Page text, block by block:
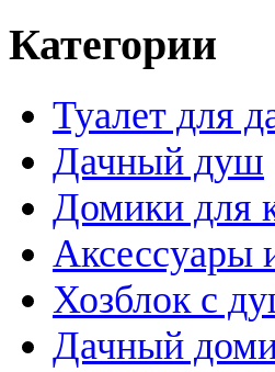
Категории
Туалет для
Дачный душ
Домики для
Аксессуары
Хозблок с
Дачный